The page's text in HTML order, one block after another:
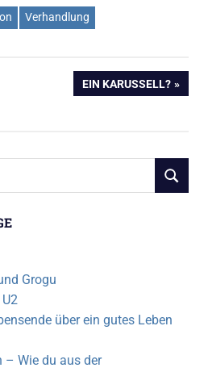
Verhandlung
NÄCHSTER
EIN KARUSSELL?
SUCHEN
Grogu
über ein gutes Leben
– Wie du aus der